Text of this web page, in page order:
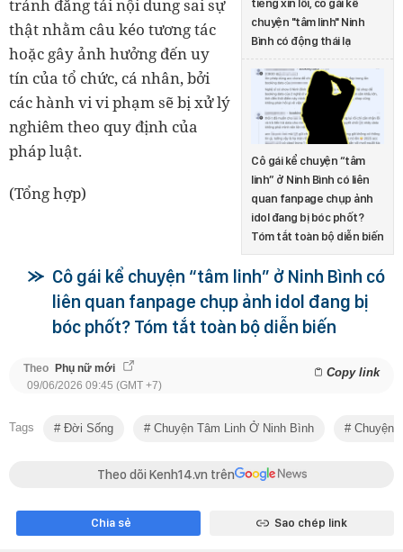
tiếng xin lỗi, cô gái kể
chuyện "tâm linh" Ninh
Bình có động thái lạ
Cô gái kể chuyện “tâm
linh” ở Ninh Bình có liên
quan fanpage chụp ảnh
idol đang bị bóc phốt?
Tóm tắt toàn bộ diễn biến
tránh đăng tải nội dung sai sự
thật nhằm câu kéo tương tác
hoặc gây ảnh hưởng đến uy
tín của tổ chức, cá nhân, bởi
các hành vi vi phạm sẽ bị xử lý
nghiêm theo quy định của
pháp luật.
(Tổng hợp)
Cô gái kể chuyện “tâm linh” ở Ninh Bình có
liên quan fanpage chụp ảnh idol đang bị
bóc phốt? Tóm tắt toàn bộ diễn biến
Theo Phụ nữ mới Copy link
09/06/2026 09:45 (GMT +7)
Tags Đời Sống Chuyện Tâm Linh Ở Ninh Bình Chuyện
Theo dõi Kenh14.vn trên
Chia sẻ Sao chép link